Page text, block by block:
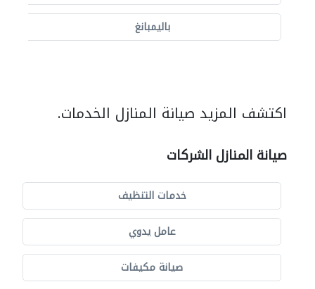
باليمبانغ
اكتشف المزيد صيانة المنازل الخدمات.
صيانة المنازل الشركات
خدمات التنظيف
عامل يدوي
صيانة مكيفات